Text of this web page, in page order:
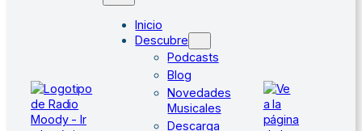
Inicio
Descubre
Podcasts
Blog
Novedades
Musicales
Descarga